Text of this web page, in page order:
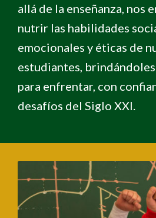
allá de la enseñanza, nos
nutrir las habilidades
emocionales y éticas de
estudiantes,
para enfrentar, con
desafíos del Siglo XXI.